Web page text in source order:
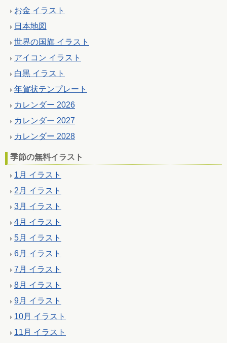
お金 イラスト
日本地図
世界の国旗 イラスト
アイコン イラスト
白黒 イラスト
年賀状テンプレート
カレンダー 2026
カレンダー 2027
カレンダー 2028
季節の無料イラスト
1月 イラスト
2月 イラスト
3月 イラスト
4月 イラスト
5月 イラスト
6月 イラスト
7月 イラスト
8月 イラスト
9月 イラスト
10月 イラスト
11月 イラスト